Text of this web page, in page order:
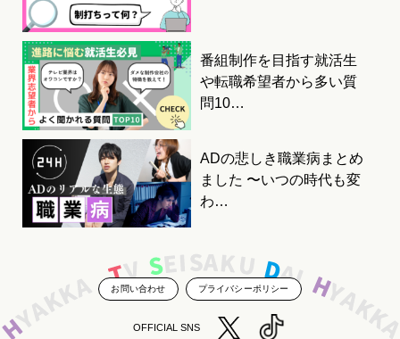
番組制作を目指す就活生
や転職希望者から多い質
問10…
ADの悲しき職業病まとめ
ました 〜いつの時代も変
わ…
お問い合わせ プライバシーポリシー
OFFICIAL SNS